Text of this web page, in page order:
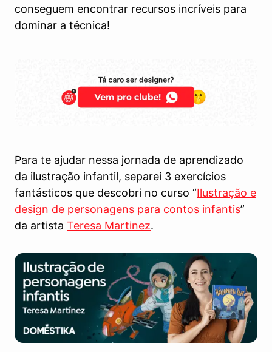
conseguem encontrar recursos incríveis para
dominar a técnica!
Para te ajudar nessa jornada de aprendizado
da ilustração infantil, separei 3 exercícios
fantásticos que descobri no curso “Ilustração e
design de personagens para contos infantis”
da artista Teresa Martinez.